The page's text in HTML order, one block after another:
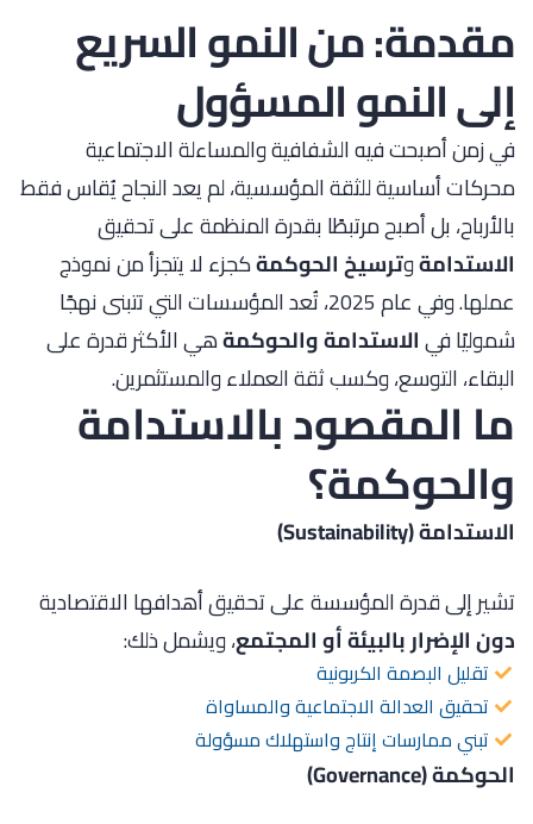
مقدمة: من النمو السريع
إلى النمو المسؤول
في زمن أصبحت فيه الشفافية والمساءلة الاجتماعية
محركات أساسية للثقة المؤسسية، لم يعد النجاح يُقاس فقط
بالأرباح، بل أصبح مرتبطًا بقدرة المنظمة على تحقيق
الاستدامةوترسيخ الحوكمةكجزء لا يتجزأ من نموذج
عملها. وفي عام 2025، تُعد المؤسسات التي تتبنى نهجًا
شموليًا فيالاستدامة والحوكمةهي الأكثر قدرة على
البقاء، التوسع، وكسب ثقة العملاء والمستثمرين.
ما المقصود بالاستدامة
والحوكمة؟
الاستدامة (Sustainability)
تشير إلى قدرة المؤسسة على تحقيق أهدافها الاقتصادية
دون الإضرار بالبيئة أو المجتمع، ويشمل ذلك:
تقليل البصمة الكربونية
تحقيق العدالة الاجتماعية والمساواة
تبني ممارسات إنتاج واستهلاك مسؤولة
الحوكمة (Governance)